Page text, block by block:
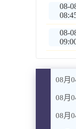
08-
08-
08月
08月
08月